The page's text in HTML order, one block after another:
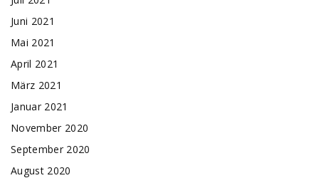
Juni 2021
Mai 2021
April 2021
März 2021
Januar 2021
November 2020
September 2020
August 2020